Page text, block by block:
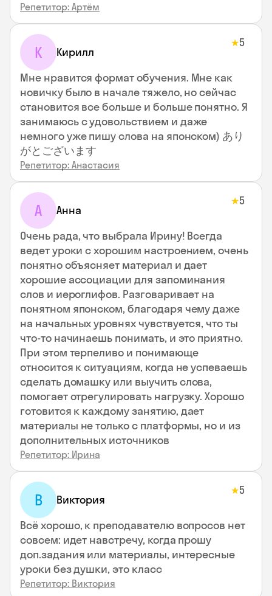
Репетитор: Артём
К Кирилл
★5
Мне нравится формат обучения. Мне как
новичку было в начале тяжело, но сейчас
становится все больше и больше понятно. Я
занимаюсь с удовольствием и даже
немного уже пишу слова на японском) あり
がとございます
Репетитор: Анастасия
А Анна
★5
Очень рада, что выбрала Ирину! Всегда
ведет уроки с хорошим настроением, очень
понятно объясняет материал и дает
хорошие ассоциации для запоминания
слов и иероглифов. Разговаривает на
понятном японском, благодаря чему даже
на начальных уровнях чувствуется, что ты
что-то начинаешь понимать, и это приятно.
При этом терпеливо и понимающе
относится к ситуациям, когда не успеваешь
сделать домашку или выучить слова,
помогает отрегулировать нагрузку. Хорошо
готовится к каждому занятию, дает
материалы не только с платформы, но и из
дополнительных источников
Репетитор: Ирина
В Виктория
★5
Всё хорошо, к преподавателю вопросов нет
совсем: идет навстречу, когда прошу
доп.задания или материалы, интересные
уроки без душки, это класс
Репетитор: Виктория